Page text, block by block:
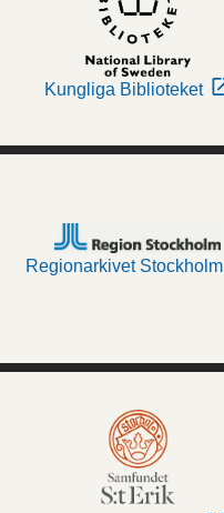
Kungliga Biblioteket
Regionarkivet Stockholm